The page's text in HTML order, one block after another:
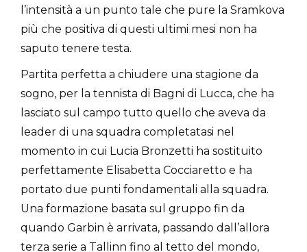
l’intensità a un punto tale che pure la Sramkova
più che positiva di questi ultimi mesi non ha
saputo tenere testa.
Partita perfetta a chiudere una stagione da
sogno, per la tennista di Bagni di Lucca, che ha
lasciato sul campo tutto quello che aveva da
leader di una squadra completatasi nel
momento in cui Lucia Bronzetti ha sostituito
perfettamente Elisabetta Cocciaretto e ha
portato due punti fondamentali alla squadra.
Una formazione basata sul gruppo fin da
quando Garbin è arrivata, passando dall’allora
terza serie a Tallinn fino al tetto del mondo,